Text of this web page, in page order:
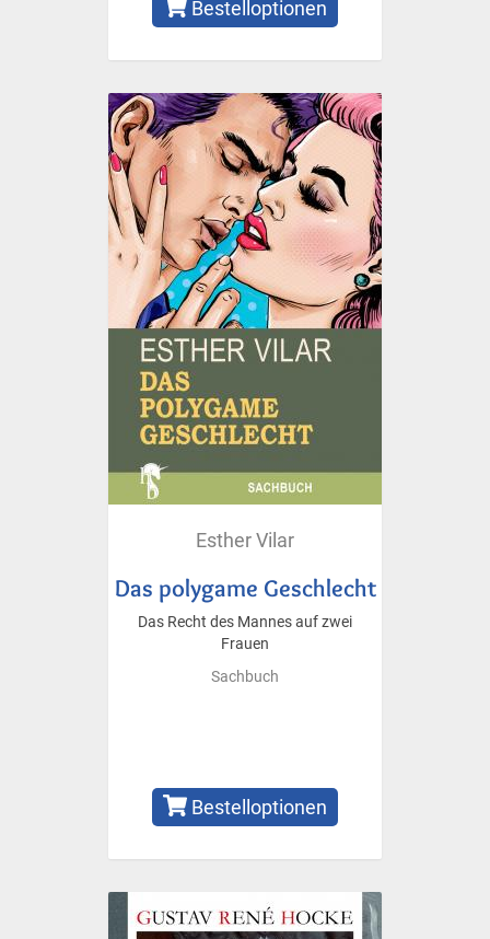
Bestelloptionen
Esther Vilar
Das polygame Geschlecht
Das Recht des Mannes auf zwei
Frauen
Sachbuch
Bestelloptionen